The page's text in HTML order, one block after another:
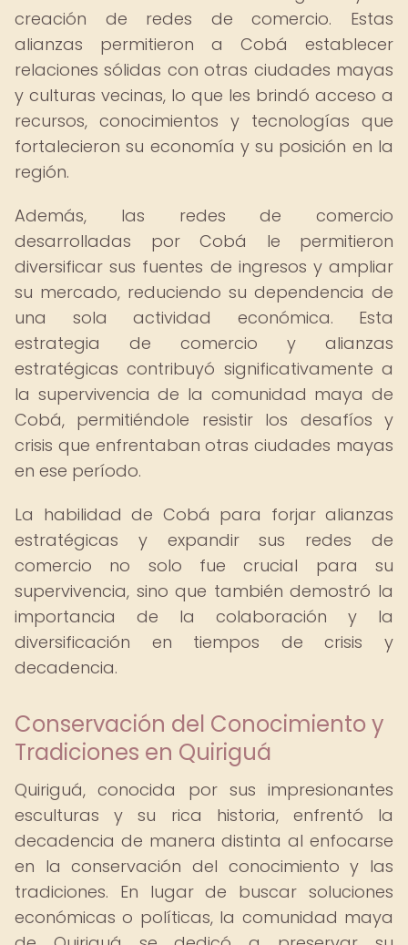
creación de redes de comercio. Estas
alianzas permitieron a Cobá establecer
relaciones sólidas con otras ciudades mayas
y culturas vecinas, lo que les brindó acceso a
recursos, conocimientos y tecnologías que
fortalecieron su economía y su posición en la
región.
Además, las redes de comercio
desarrolladas por Cobá le permitieron
diversificar sus fuentes de ingresos y ampliar
su mercado, reduciendo su dependencia de
una sola actividad económica. Esta
estrategia de comercio y alianzas
estratégicas contribuyó significativamente a
la supervivencia de la comunidad maya de
Cobá, permitiéndole resistir los desafíos y
crisis que enfrentaban otras ciudades mayas
en ese período.
La habilidad de Cobá para forjar alianzas
estratégicas y expandir sus redes de
comercio no solo fue crucial para su
supervivencia, sino que también demostró la
importancia de la colaboración y la
diversificación en tiempos de crisis y
decadencia.
Conservación del Conocimiento y
Tradiciones en Quiriguá
Quiriguá, conocida por sus impresionantes
esculturas y su rica historia, enfrentó la
decadencia de manera distinta al enfocarse
en la conservación del conocimiento y las
tradiciones. En lugar de buscar soluciones
económicas o políticas, la comunidad maya